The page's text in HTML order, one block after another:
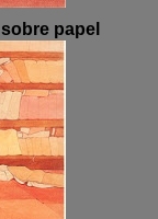
papel